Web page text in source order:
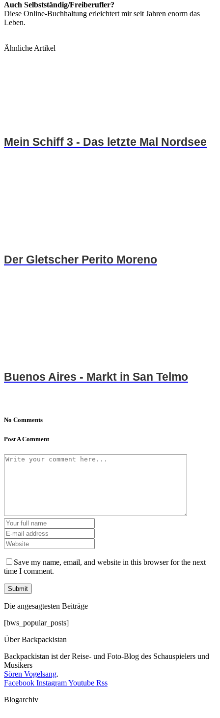
Auch Selbstständig/Freiberufler?
Diese Online-Buchhaltung erleichtert mir seit Jahren enorm das
Leben.
Ähnliche Artikel
Mein Schiff 3 - Das letzte Mal Nordsee
Der Gletscher Perito Moreno
Buenos Aires - Markt in San Telmo
No Comments
Post A Comment
Save my name, email, and website in this browser for the next
time I comment.
Die angesagtesten Beiträge
[bws_popular_posts]
Über Backpackistan
Backpackistan ist der Reise- und Foto-Blog des Schauspielers und
Musikers
Sören Vogelsang.
Facebook InstagramYoutube Rss
Blogarchiv